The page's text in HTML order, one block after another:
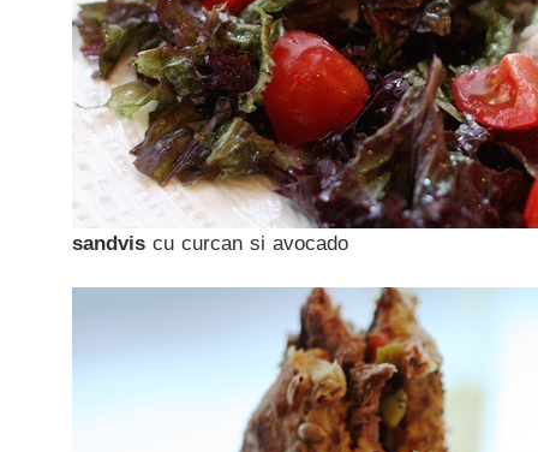
sandvis cu curcan si avocado